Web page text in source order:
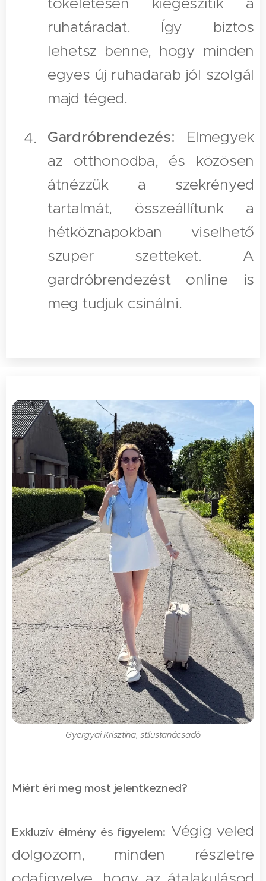
ruhatáradat. Így biztos
lehetsz benne, hogy minden
egyes új ruhadarab jól szolgál
majd téged.
Gardróbrendezés: Elmegyek
az otthonodba, és közösen
átnézzük a szekrényed
tartalmát, összeállítunk a
hétköznapokban viselhető
szuper szetteket. A
gardróbrendezést online is
meg tudjuk csinálni.
Gyergyai Krisztina, stílustanácsadó
Miért éri meg most jelentkezned?
Exkluzív élmény és figyelem: Végig veled
dolgozom, minden részletre